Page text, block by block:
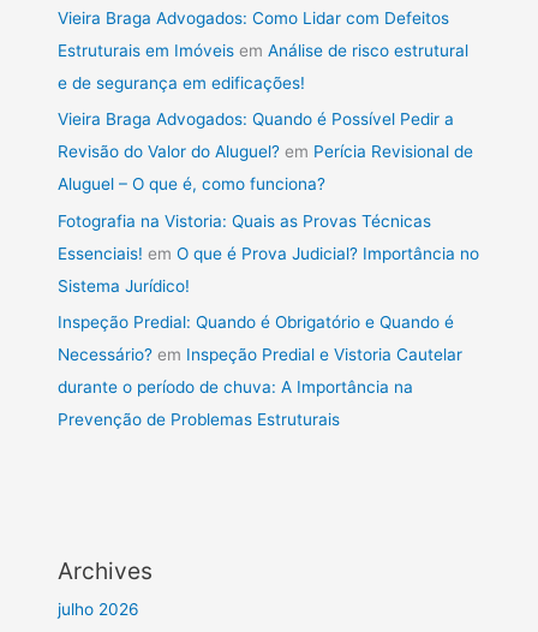
Vieira Braga Advogados: Como Lidar com Defeitos
Estruturais em Imóveis emAnálise de risco estrutural
e de segurança em edificações!
Vieira Braga Advogados: Quando é Possível Pedir a
Revisão do Valor do Aluguel? em Perícia Revisional de
Aluguel – O que é, como funciona?
Fotografia na Vistoria: Quais as Provas Técnicas
Essenciais! emO que é Prova Judicial? Importância no
Sistema Jurídico!
Inspeção Predial: Quando é Obrigatório e Quando é
Necessário? em Inspeção Predial e Vistoria Cautelar
durante o período de chuva: A Importância na
Prevenção de Problemas Estruturais
Archives
julho 2026